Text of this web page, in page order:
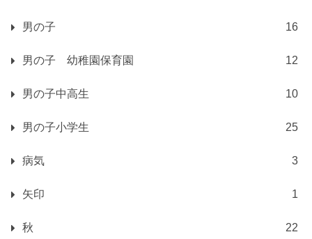
男の子 16
男の子 幼稚園保育園 12
男の子中高生 10
男の子小学生 25
病気 3
矢印 1
秋 22